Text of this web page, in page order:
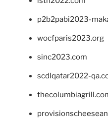
p2b2pabi2023-
wocfparis2023.org
sinc2023.com
scdlqatar2022-